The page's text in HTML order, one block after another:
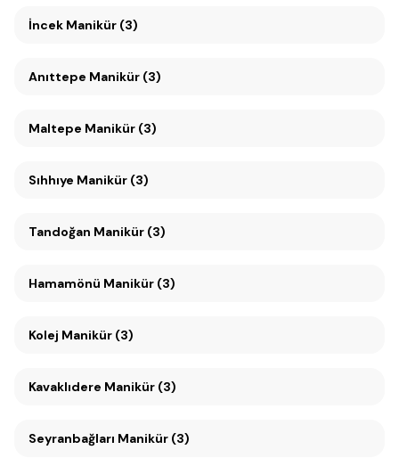
İncek Manikür (3)
Anıttepe Manikür (3)
Maltepe Manikür (3)
Sıhhıye Manikür (3)
Tandoğan Manikür (3)
Hamamönü Manikür (3)
Kolej Manikür (3)
Kavaklıdere Manikür (3)
Seyranbağları Manikür (3)